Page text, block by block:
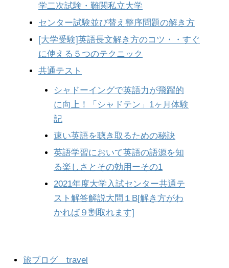
学二次試験・難関私立大学
センター試験並び替え整序問題の解き方
[大学受験]英語長文解き方のコツ・・すぐ
に使える５つのテクニック
共通テスト
シャドーイングで英語力が飛躍的
に向上！「シャドテン」1ヶ月体験
記
速い英語を聴き取るための秘訣
英語学習において英語の語源を知
る楽しさとその効用ーその1
2021年度大学入試センター共通テ
スト解答解説大問１B[解き方がわ
かれば９割取れます]
旅ブログ travel